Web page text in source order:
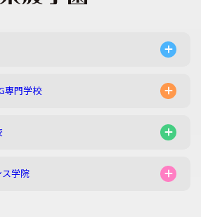
専門学校
学院